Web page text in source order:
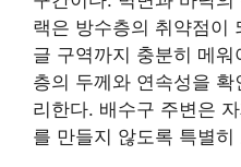
랙은 방수층의 취약점이
글 구역까지 충분히 메
층의 두께와 연속성을
리한다. 배수구 주변은
를 만들지 않도록 특별히